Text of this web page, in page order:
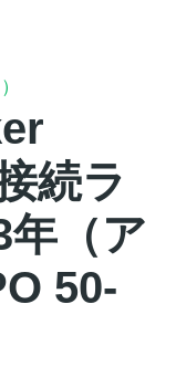
続ラ
（ア
50-